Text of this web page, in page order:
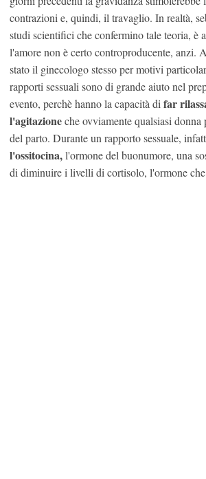
contrazioni e, quindi, il travaglio. In realtà,
studi scientifici che confermino tale teoria, è
l'amore non è certo controproducente, anzi.
stato il ginecologo stesso per motivi
rapporti sessuali sono di grande aiuto nel
evento, perchè hanno la capacità di far
l'agitazioneche ovviamente qualsiasi donna
del parto. Durante un rapporto sessuale,
l'ossitocina,l'ormone del buonumore, una
di diminuire i livelli di cortisolo, l'ormone che